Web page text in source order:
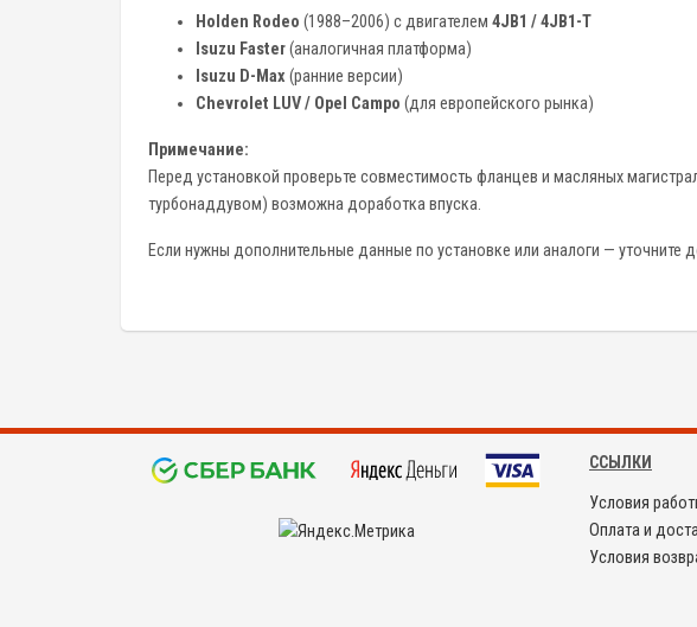
Holden Rodeo (1988–2006) с двигателем 4JB1 / 4JB1-T
Isuzu Faster(аналогичная платформа)
Isuzu D-Max (ранние версии)
Chevrolet LUV / Opel Campo (для европейского рынка)
Примечание:
Перед установкой проверьте совместимость фланцев и масляных
турбонаддувом) возможна доработка впуска.
Если нужны дополнительные данные по установке или аналоги — уточните
ССЫЛКИ
Условия
Оплата и
Условия